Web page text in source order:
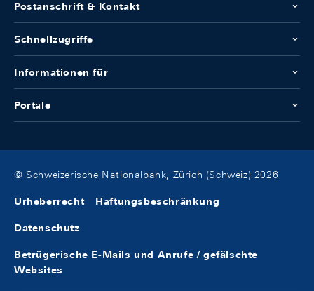
Postanschrift & Kontakt
Schnellzugriffe
Informationen für
Portale
© Schweizerische Nationalbank, Zürich (Schweiz) 2026
Urheberrecht Haftungsbeschränkung
Datenschutz
Betrügerische E-Mails und Anrufe / gefälschte
Websites